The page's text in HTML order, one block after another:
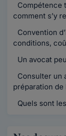
Compétence
comment s’y
Convention
conditions,
Un avocat
Consulter un
préparation
Quels sont